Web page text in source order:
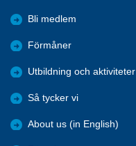
Bli medlem
Förmåner
Utbildning och aktiviteter
Så tycker vi
About us (in English)